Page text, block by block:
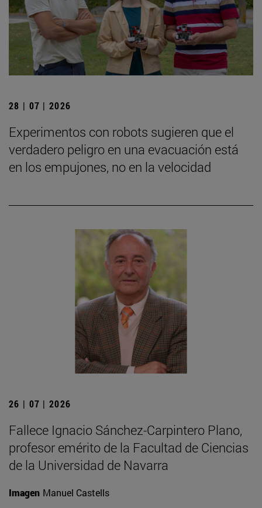
28 | 07 | 2026
Experimentos con robots sugieren que el
verdadero peligro en una evacuación está
en los empujones, no en la velocidad
26 | 07 | 2026
Fallece Ignacio Sánchez-Carpintero Plano,
profesor emérito de la Facultad de Ciencias
de la Universidad de Navarra
Imagen Manuel Castells